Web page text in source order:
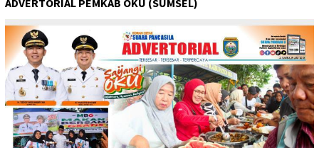
ADVERTORIAL PEMKAB OKU (SUMSEL)